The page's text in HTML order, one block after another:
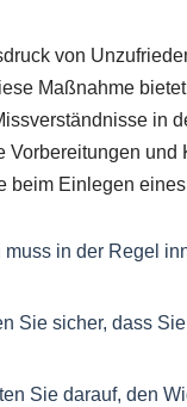
von
Maßnahme
in
Vorbereitungen
beim Einlegen
muss in der Regel
Sie sicher, dass
Sie darauf, den